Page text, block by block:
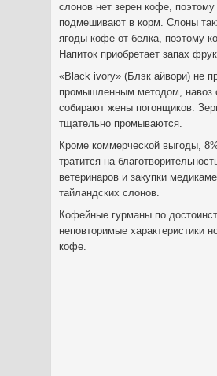
слонов нет зерен кофе,
подмешивают в корм. Слоны
ягоды кофе от белка, поэтому
Напиток приобретает запах
«Black ivory» (Блэк айвори) не
промышленным методом, навоз
собирают жены погонщиков.
тщательно промываются.
Кроме коммерческой выгоды,
тратится на
ветеринаров и закупки
тайландских слонов.
Кофейные гурманы по
неповторимые характеристики
кофе.